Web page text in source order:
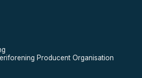
Producent Organisation